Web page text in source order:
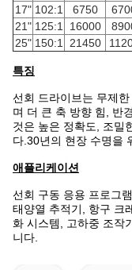
17" 102:1 6750
21" 125:1 16000
25" 150:1 21450
특징
선회 드라이브는 무제
며 더 큰 축 방향 힘, 반
것은 높은 정확도, 조밀
다.30년의 현장 수명을
애플리케이션
선회 구동 응용 프로그
태양열 추적기, 항구 크
화 시스템, 고하중 조작
니다.